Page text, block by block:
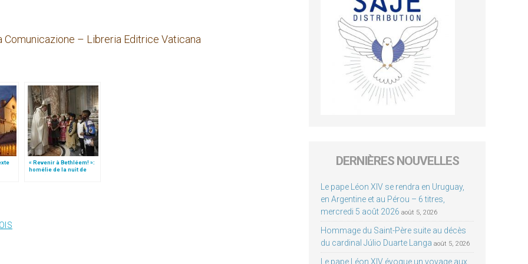
– Libreria Editrice Vaticana
« Revenir à Bethléem! »:
homélie de la nuit de
Noël (texte complet)
DERNIÈRES NOUVELLES
Le pape Léon XIV se rendra en Uruguay,
en Argentine et au Pérou – 6 titres,
mercredi 5 août 2026 août 5, 2026
Hommage du Saint-Père suite au décès
du cardinal Júlio Duarte Langa août 5, 2026
Le pape Léon XIV évoque un voyage aux